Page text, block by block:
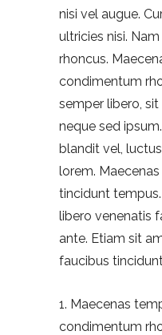
nisi vel augue.
ultricies nisi.
rhoncus.
condimentum
semper libero,
neque sed
blandit vel, luctus
lorem.
tincidunt
libero venenatis
ante. Etiam sit
faucibus
Maecenas
condimentum